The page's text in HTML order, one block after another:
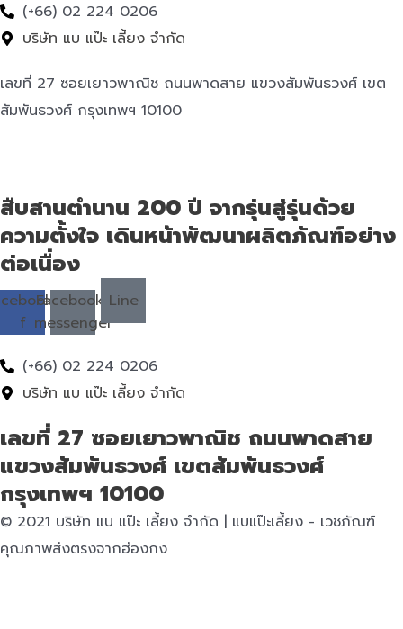
(+66) 02 224 0206
บริษัท แบ แป๊ะ เลี้ยง จำกัด
เลขที่ 27 ซอยเยาวพาณิช ถนนพาดสาย แขวงสัมพันธวงศ์ เขต
สัมพันธวงศ์ กรุงเทพฯ 10100
สืบสานตำนาน 200 ปี จากรุ่นสู่รุ่นด้วย
ความตั้งใจ เดินหน้าพัฒนาผลิตภัณฑ์อย่าง
ต่อเนื่อง
f
Facebook-
messenger
Line
(+66) 02 224 0206
บริษัท แบ แป๊ะ เลี้ยง จำกัด
เลขที่ 27 ซอยเยาวพาณิช ถนนพาดสาย
แขวงสัมพันธวงศ์ เขตสัมพันธวงศ์
กรุงเทพฯ 10100
© 2021 บริษัท แบ แป๊ะ เลี้ยง จำกัด | แบแป๊ะเลี้ยง - เวชภัณฑ์
คุณภาพส่งตรงจากฮ่องกง